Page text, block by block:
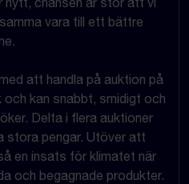
vara till ett bättre
att handla på auktion på
kan snabbt, smidigt och
Delta i flera auktioner
stora pengar. Utöver att
en insats för klimatet när
och begagnade produkter.